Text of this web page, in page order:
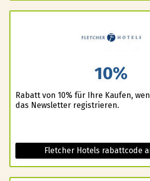
10%
Rabatt von 10% für Ihre Kaufen,
das Newsletter registrieren.
Fletcher Hotels rabattcode